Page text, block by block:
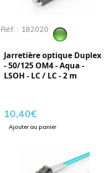
Réf. : 182020
Jarretière optique Duplex
- 50/125 OM4 - Aqua -
LSOH - LC / LC - 2 m
10,40€
Ajouter au panier